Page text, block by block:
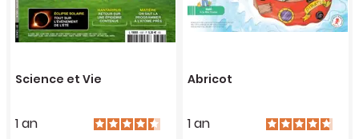
Science et Vie
1 an
Abricot
1 an